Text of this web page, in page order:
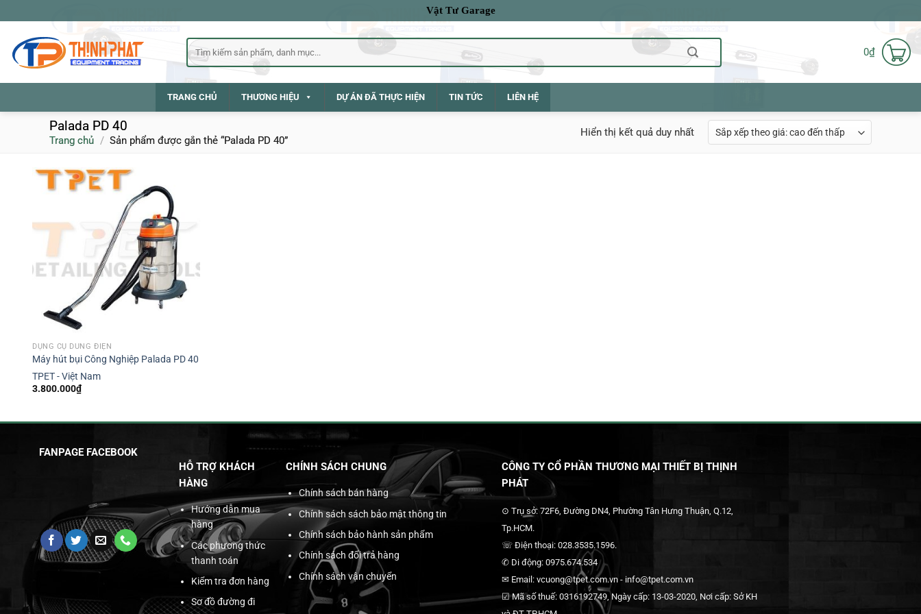
qua
dung
Vật Tư Garage
Tìm
kiếm:
0₫
TRANG CHỦ THƯƠNG HIỆU DỰ ÁN ĐÃ THỰC HIỆN TIN TỨC LIÊN HỆ
Palada PD 40
Trang chủ / Sản phẩm được gắn thẻ “Palada PD 40”
Hiển thị kết quả duy nhất
DỤNG CỤ DÙNG ĐIỆN
Máy hút bụi Công Nghiệp Palada PD 40
TPET - Việt Nam
3.800.000₫
FANPAGE FACEBOOK
HỖ TRỢ KHÁCH
HÀNG
Hướng dẫn mua
hàng
Các phương thức
thanh toán
Kiểm tra đơn hàng
Sơ đồ đường đi
CHÍNH SÁCH CHUNG
Chính sách bán hàng
Chính sách sách bảo mật thông tin
Chính sách bảo hành sản phẩm
Chính sách đổi trả hàng
Chính sách vận chuyển
CÔNG TY CỔ PHẦN THƯƠNG MẠI THIẾT BỊ THỊNH
PHÁT
⊙ Trụ sở: 72F6, Đường DN4, Phường Tân Hưng Thuận, Q.12,
Tp.HCM.
☏ Điện thoại: 028.3535.1596.
✆ Di động: 0975.674.534
✉ Email: vcuong@tpet.com.vn - info@tpet.com.vn
☑ Mã số thuế: 0316192749, Ngày cấp: 13-03-2020, Nơi cấp: Sở KH